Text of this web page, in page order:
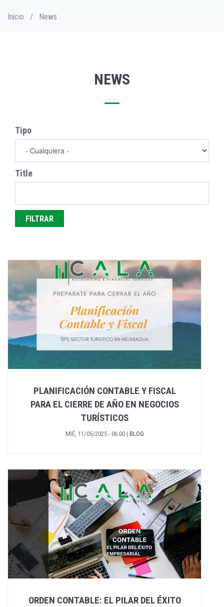
Sobrescribir
Inicio / News
NEWS
Tipo
Title
PLANIFICACIÓN CONTABLE Y FISCAL
PARA EL CIERRE DE AÑO EN NEGOCIOS
TURÍSTICOS
MIÉ, 11/05/2025 - 06:00 | BLOG
ORDEN CONTABLE: EL PILAR DEL ÉXITO